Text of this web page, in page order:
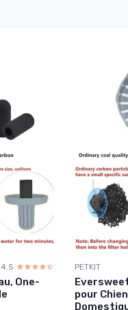
4.5 ☆☆☆☆☆
★★★★★
One-
PETKIT
pour